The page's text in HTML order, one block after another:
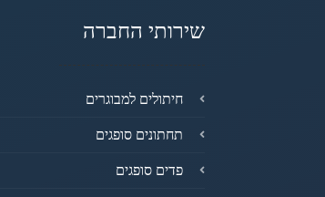
שירותי החברה
חיתולים למבוגרים
תחתונים סופגים
פדים סופגים